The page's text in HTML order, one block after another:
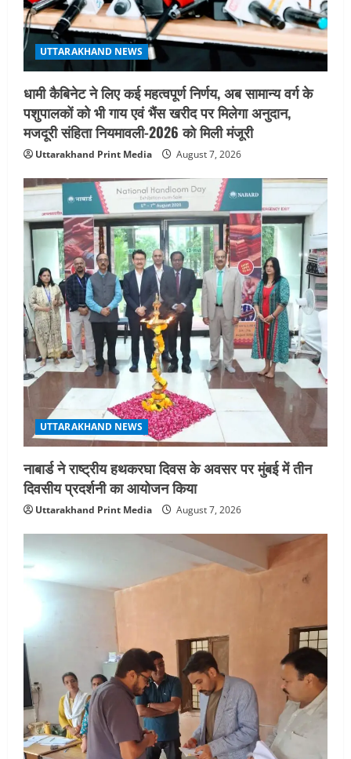
5
UTTARAKHAND NEWS
मिस उत्तराखंड 2026 के सब-कॉन्टेस्ट ‘मिस
ब्यूटीफुल आइज़’ एवं ‘मिस ब्यूटीफुल हेयर’ का
आयोजन
August 5, 2026
UTTARAKHAND NEWS
धामी कैबिनेट ने लिए कई महत्वपूर्ण निर्णय, अब सामान्य वर्ग के
पशुपालकों को भी गाय एवं भैंस खरीद पर मिलेगा अनुदान,
मजदूरी संहिता नियमावली-2026 को मिली मंजूरी
Uttarakhand Print Media August 7, 2026
UTTARAKHAND NEWS
नाबार्ड ने राष्ट्रीय हथकरघा दिवस के अवसर पर मुंबई में तीन
दिवसीय प्रदर्शनी का आयोजन किया
Uttarakhand Print Media August 7, 2026